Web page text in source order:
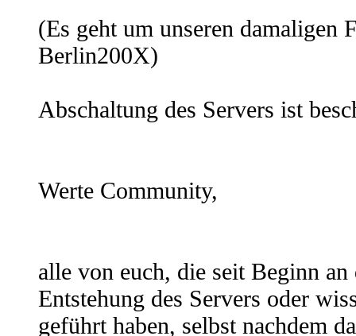
(Es geht um unseren damaligen
Berlin200X)
Abschaltung des Servers ist
Werte Community,
alle von euch, die seit Beginn
Entstehung des Servers oder
geführt haben, selbst nachdem